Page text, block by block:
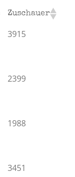
Zuschauer
3915
2399
1988
3451